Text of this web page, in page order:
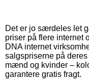
Det er jo særdeles let
priser på flere internet
DNA internet
salgspriserne på
mænd og kvinder –
garantere gratis fragt.